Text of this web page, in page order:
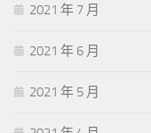
2021 年 7 月
2021 年 6 月
2021 年 5 月